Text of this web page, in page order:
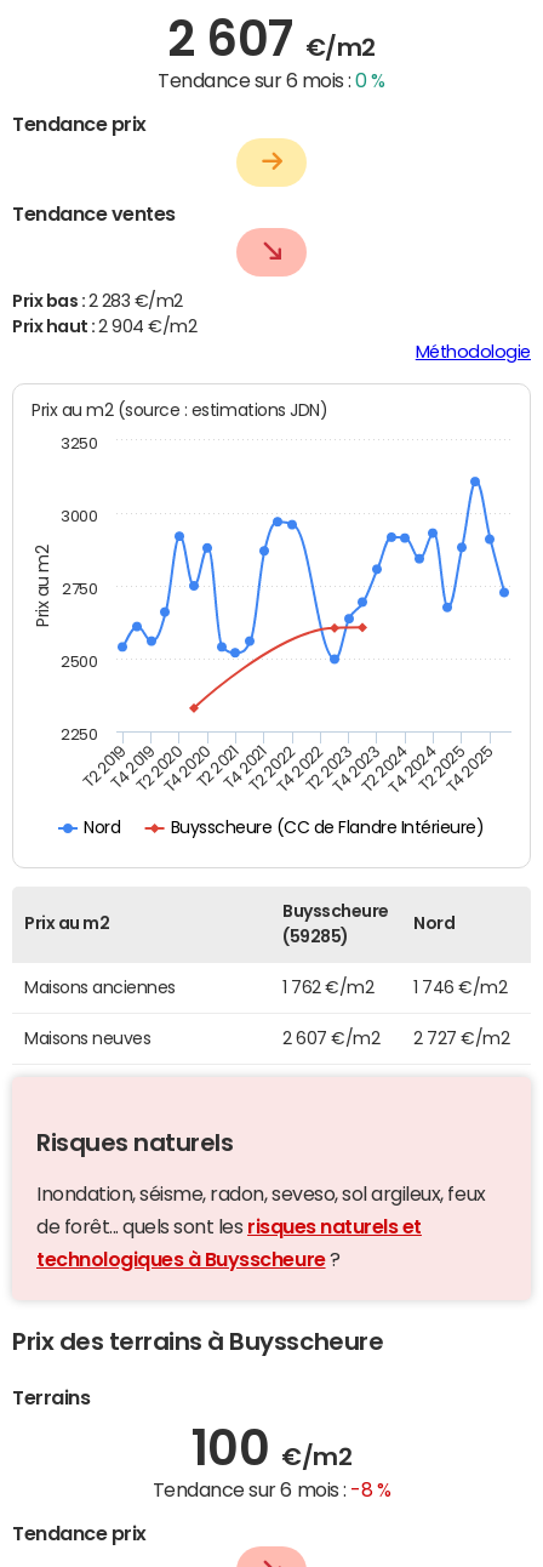
2 607 €/m2
Tendance sur 6 mois :0 %
Tendance prix
Tendance ventes
Prix bas : 2 283 €/m2
Prix haut :2 904 €/m2
Méthodologie
Prix au m2
Prix au m2 (source : estimations JDN)
Nord Buysscheure (CC de Flandre Intérieure)
T2 2019T4 2019T2 2020T4 2020T2 2021T4 2021T2 2022T4 2022T2 2023T4 2023T2 2024T4 2024T2 2025T4 2025
2250
2500
2750
3000
3250
Prix au m2
Buysscheure
(59285)
Nord
Maisons anciennes 1 762 €/m2 1 746 €/m2
Maisons neuves 2 607 €/m2 2 727 €/m2
Risques naturels
Inondation, séisme, radon, seveso, sol argileux, feux
de forêt... quels sont les risques naturels et
technologiques à Buysscheure?
Prix des terrains à Buysscheure
Terrains
100 €/m2
Tendance sur 6 mois : -8 %
Tendance prix